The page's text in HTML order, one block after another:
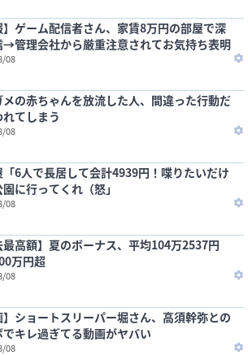
】ゲーム配信者さん、家賃8万円の部屋で深
→管理会社から厳重注意されてお気持ち表明
08
メの赤ちゃんを放流した人、間違った行動だ
れてしまう
08
「6人で長居して会計4939円！喋りたいだけ
に行ってくれ（怒」
08
最高額】夏のボーナス、平均104万2537円
万円超
08
】ショートスリーパー堀さん、高須幹弥との
でキレ過ぎてる動画がヤバい
08